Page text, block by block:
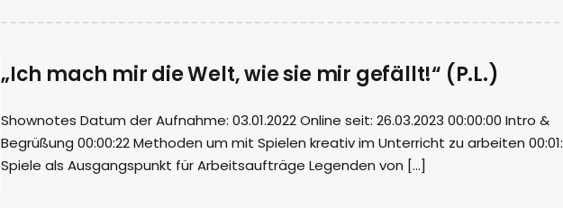
„Ich mach mir die Welt, wie sie mir gefällt!“ (P.L.)
Shownotes Datum der Aufnahme: 03.01.2022 Online seit: 26.03.2023 00:00:00 Intro &
Begrüßung 00:00:22 Methoden um mit Spielen kreativ im Unterricht zu arbeiten
Spiele als Ausgangspunkt für Arbeitsaufträge Legenden von […]